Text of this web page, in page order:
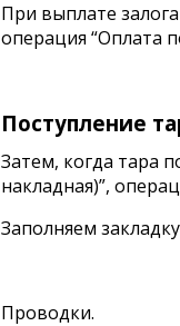
При выплате
операция “Оплата
Поступление
Затем, когда тара
накладная)”,
Заполняем
Проводки.